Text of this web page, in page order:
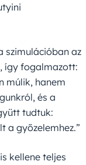
szimulációban az
így fogalmazott:
múlik, hanem
és a
tudtuk:
a győzelemhez.”
kellene teljes